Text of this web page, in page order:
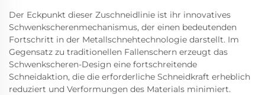
Der Eckpunkt dieser Zuschneidlinie ist ihr innovatives
Schwenkscherenmechanismus, der einen bedeutenden
Fortschritt in der Metallschnehtechnologie darstellt. Im
Gegensatz zu traditionellen Fallenschern erzeugt das
Schwenkscheren-Design eine fortschreitende
Schneidaktion, die die erforderliche Schneidkraft erheblich
reduziert und Verformungen des Materials minimiert.